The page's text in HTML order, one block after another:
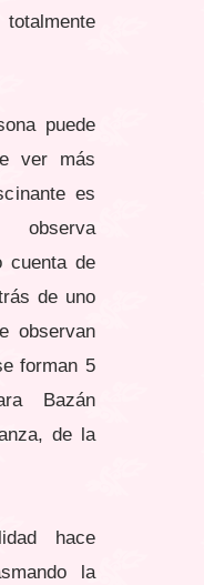
puede
ver más
es
cuenta de
de uno
observan
forman 5
Bazán
de la
hace
la